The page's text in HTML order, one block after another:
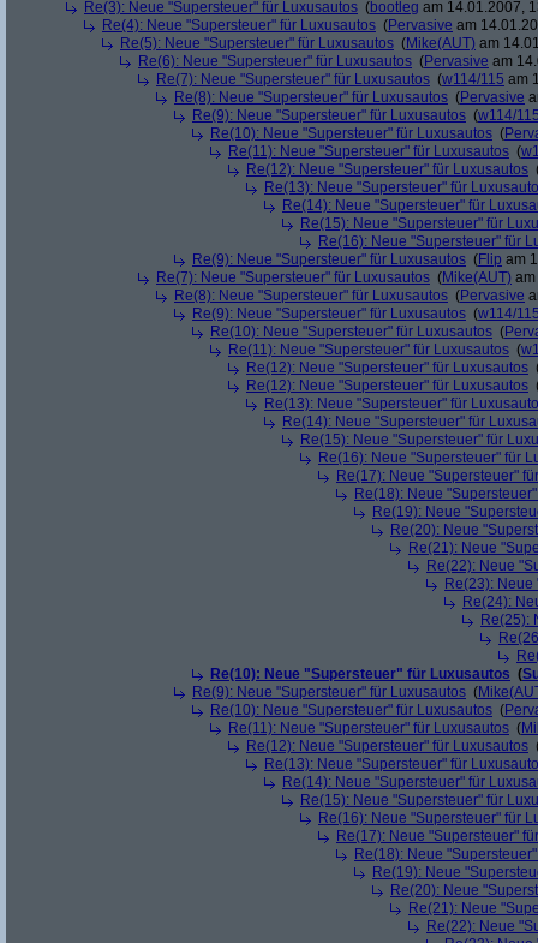
Re(3): Neue "Supersteuer" für Luxusautos (bootleg am 14.01.2007,
Re(4): Neue "Supersteuer" für Luxusautos (Pervasive am
Re(5): Neue "Supersteuer" für Luxusautos (Mike(AUT) am
Re(6): Neue "Supersteuer" für Luxusautos (Pervasive am
Re(7): Neue "Supersteuer" für Luxusautos (w114/115 am
Re(8): Neue "Supersteuer" für Luxusautos (Pervasive
Re(9): Neue "Supersteuer" für Luxusautos (w114/
Re(10): Neue "Supersteuer" für Luxusautos (
Re(11): Neue "Supersteuer" für Luxusautos (
Re(12): Neue "Supersteuer" für Luxusautos
Re(13): Neue "Supersteuer" für
Re(14): Neue "Supersteuer" für
Re(15): Neue "Supersteuer" für
Re(16): Neue "Supersteuer" für
Re(9): Neue "Supersteuer" für Luxusautos (Flip am
Re(7): Neue "Supersteuer" für Luxusautos (Mike(AUT)
Re(8): Neue "Supersteuer" für Luxusautos (Pervasive
Re(9): Neue "Supersteuer" für Luxusautos (w114/
Re(10): Neue "Supersteuer" für Luxusautos (
Re(11): Neue "Supersteuer" für Luxusautos (
Re(12): Neue "Supersteuer" für Luxusautos
Re(12): Neue "Supersteuer" für Luxusautos
Re(13): Neue "Supersteuer" für
Re(14): Neue "Supersteuer" für
Re(15): Neue "Supersteuer" für
Re(16): Neue "Supersteuer" für
Re(17): Neue "Supersteuer"
Re(18): Neue
Re(19): Neue
Re(20): Neue
Re(21): Neue
Re(22): Neue
Re(23):
Re(24):
Re(25):
Re(10): Neue "Supersteuer" für Luxusautos (
Re(9): Neue "Supersteuer" für Luxusautos (
Re(10): Neue "Supersteuer" für Luxusautos (
Re(11): Neue "Supersteuer" für Luxusautos (
Re(12): Neue "Supersteuer" für Luxusautos
Re(13): Neue "Supersteuer" für
Re(14): Neue "Supersteuer" für
Re(15): Neue "Supersteuer" für
Re(16): Neue "Supersteuer" für
Re(17): Neue "Supersteuer"
Re(18): Neue
Re(19): Neue
Re(20): Neue
Re(21): Neue
Re(22): Neue